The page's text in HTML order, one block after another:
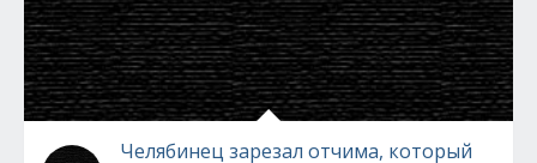
Челябинец зарезал отчима, который